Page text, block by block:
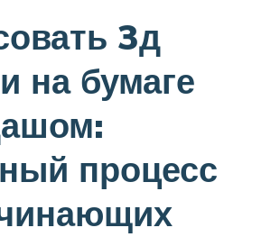
3д
на бумаге
процесс